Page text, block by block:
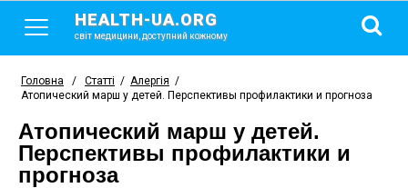
HEALTH-UA.ORG
світ медицини, доступний кожному
Головна / Статті / Алергія /
Атопический марш у детей. Перспективы профилактики и прогноза
Атопический марш у детей.
Перспективы профилактики и
прогноза